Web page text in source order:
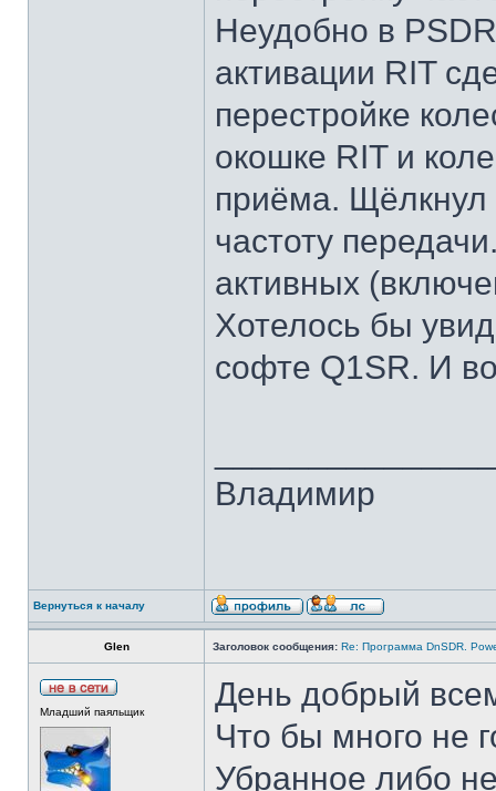
Неудобно в
активации RIT
перестройке
окошке RIT и
приёма. Щёлкнул
частоту
активных
Хотелось бы
софте Q1SR. И
Владимир
Вернуться к началу
Glen Заголовок сообщения: Re: Программа DnSDR.
Младший паяльщик
День добрый
Что бы много не
Убранное либо